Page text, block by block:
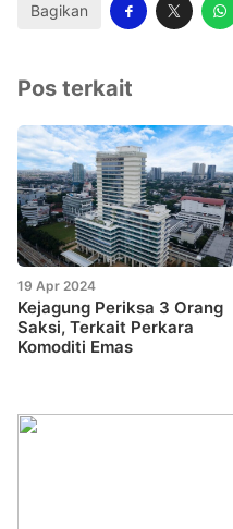
Bagikan
Pos terkait
19 Apr 2024
Kejagung Periksa 3 Orang
Saksi, Terkait Perkara
Komoditi Emas